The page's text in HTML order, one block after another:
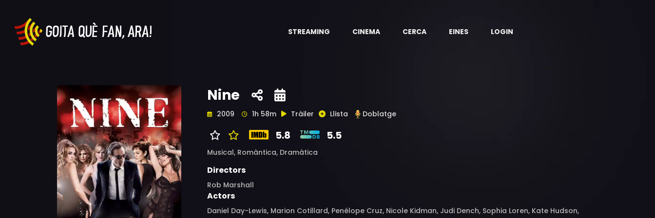
STREAMING CINEMA CERCA EINES LOGIN
Nine
2009 1h 58m Tràiler Llista Doblatge
5.8 5.5
Musical, Romàntica, Dramàtica
Directors
Rob Marshall
Actors
Daniel Day-Lewis, Marion Cotillard, Penélope Cruz, Nicole Kidman, Judi Dench, Sophia Loren, Kate Hudson,